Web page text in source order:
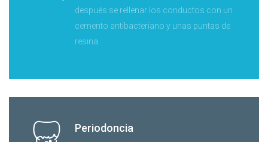
después se rellenar los conductos con un
cemento antibacteriano y unas puntas de
resina
Periodoncia